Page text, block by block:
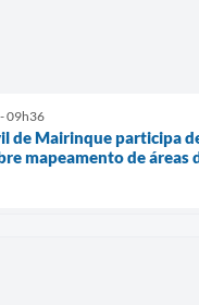
09h36
de Mairinque participa
mapeamento de áreas